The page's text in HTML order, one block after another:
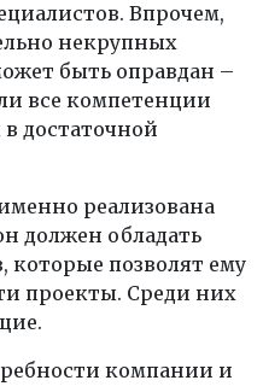
Впрочем,
некрупных
быть оправдан –
все компетенции
достаточной
реализована
должен обладать
позволят ему
проекты. Среди них
компании и